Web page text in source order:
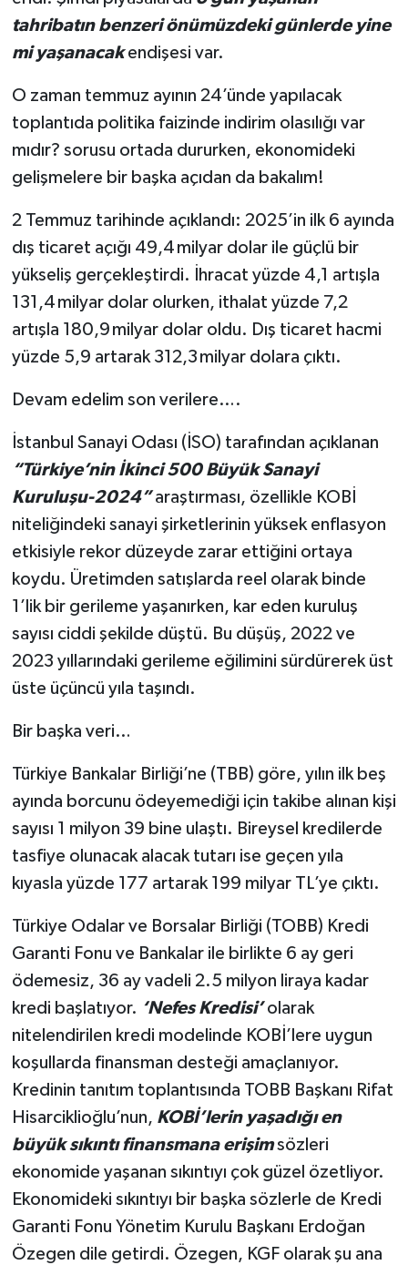
tahribatın benzeri önümüzdeki günlerde yine
mi yaşanacakendişesi var.
O zaman temmuz ayının 24’ünde yapılacak
toplantıda politika faizinde indirim olasılığı var
mıdır? sorusu ortada dururken, ekonomideki
gelişmelere bir başka açıdan da bakalım!
2 Temmuz tarihinde açıklandı: 2025’in ilk 6 ayında
dış ticaret açığı 49,4 milyar dolar ile güçlü bir
yükseliş gerçekleştirdi. İhracat yüzde 4,1 artışla
131,4 milyar dolar olurken, ithalat yüzde 7,2
artışla 180,9 milyar dolar oldu. Dış ticaret hacmi
yüzde 5,9 artarak 312,3 milyar dolara çıktı.
Devam edelim son verilere….
İstanbul Sanayi Odası (İSO) tarafından açıklanan
“Türkiye’nin İkinci 500 Büyük Sanayi
Kuruluşu-2024”araştırması, özellikle KOBİ
niteliğindeki sanayi şirketlerinin yüksek enflasyon
etkisiyle rekor düzeyde zarar ettiğini ortaya
koydu. Üretimden satışlarda reel olarak binde
1’lik bir gerileme yaşanırken, kar eden kuruluş
sayısı ciddi şekilde düştü. Bu düşüş, 2022 ve
2023 yıllarındaki gerileme eğilimini sürdürerek üst
üste üçüncü yıla taşındı.
Bir başka veri…
Türkiye Bankalar Birliği’ne (TBB) göre, yılın ilk beş
ayında borcunu ödeyemediği için takibe alınan kişi
sayısı 1 milyon 39 bine ulaştı. Bireysel kredilerde
tasfiye olunacak alacak tutarı ise geçen yıla
kıyasla yüzde 177 artarak 199 milyar TL’ye çıktı.
Türkiye Odalar ve Borsalar Birliği (TOBB) Kredi
Garanti Fonu ve Bankalar ile birlikte 6 ay geri
ödemesiz, 36 ay vadeli 2.5 milyon liraya kadar
kredi başlatıyor. ‘Nefes Kredisi’olarak
nitelendirilen kredi modelinde KOBİ’lere uygun
koşullarda finansman desteği amaçlanıyor.
Kredinin tanıtım toplantısında TOBB Başkanı Rifat
Hisarciklioğlu’nun, KOBİ’lerin yaşadığı en
büyük sıkıntı finansmana erişimsözleri
ekonomide yaşanan sıkıntıyı çok güzel özetliyor.
Ekonomideki sıkıntıyı bir başka sözlerle de Kredi
Garanti Fonu Yönetim Kurulu Başkanı Erdoğan
Özegen dile getirdi. Özegen, KGF olarak şu ana